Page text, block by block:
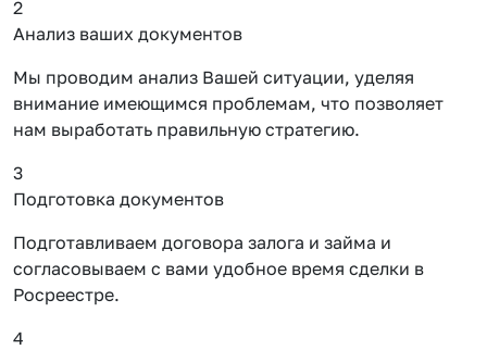
2
Анализ ваших документов
Мы проводим анализ Вашей ситуации, уделяя
внимание имеющимся проблемам, что позволяет
нам выработать правильную стратегию.
3
Подготовка документов
Подготавливаем договора залога и займа и
согласовываем с вами удобное время сделки в
Росреестре.
4